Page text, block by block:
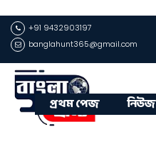
+91 9432903197
banglahunt365@gmail.com
প্রথম পেজ নিউজ